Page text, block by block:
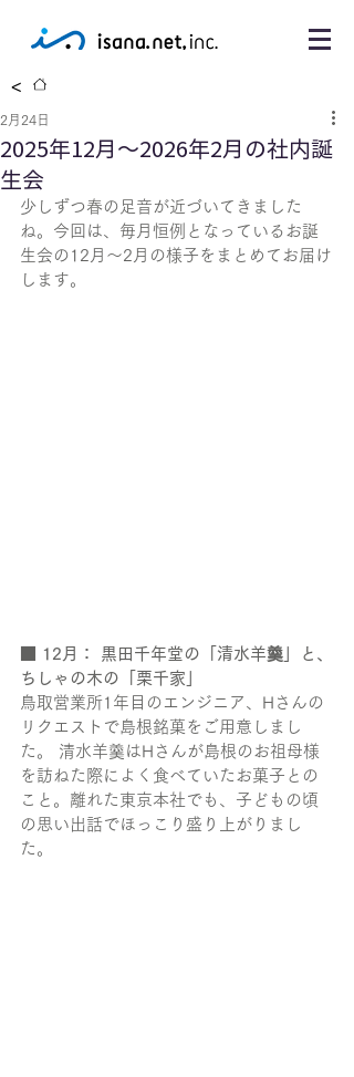
<
2025年12月〜2026年2月の社内誕
生会
2月24日
少しずつ春の足音が近づいてきました
ね。今回は、毎月恒例となっているお誕
生会の12月〜2月の様子をまとめてお届け
します。
■ 12月： 黒田千年堂の「清水羊羹」と、
ちしゃの木の「栗千家」
鳥取営業所1年目のエンジニア、Hさんの
リクエストで島根銘菓をご用意しまし
た。 清水羊羹はHさんが島根のお祖母様
を訪ねた際によく食べていたお菓子との
こと。離れた東京本社でも、子どもの頃
の思い出話でほっこり盛り上がりまし
た。